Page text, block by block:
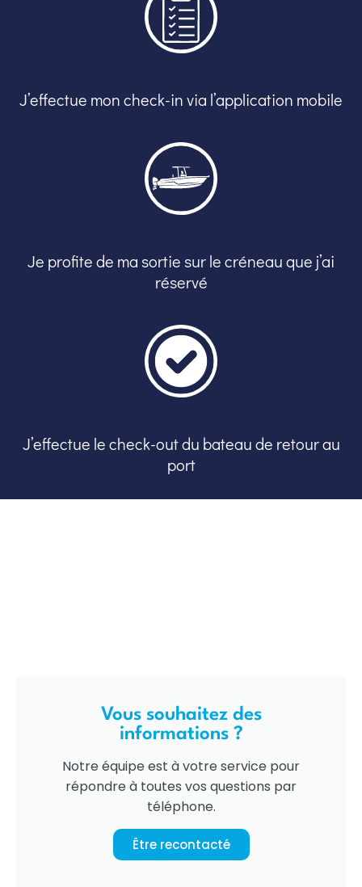
J’effectue mon check-in via l’application mobile
Je profite de ma sortie sur le créneau que j’ai
réservé
J’effectue le check-out du bateau de retour au
port
Vous souhaitez des
informations ?
Notre équipe est à votre service pour
répondre à toutes vos questions par
téléphone.
Être recontacté